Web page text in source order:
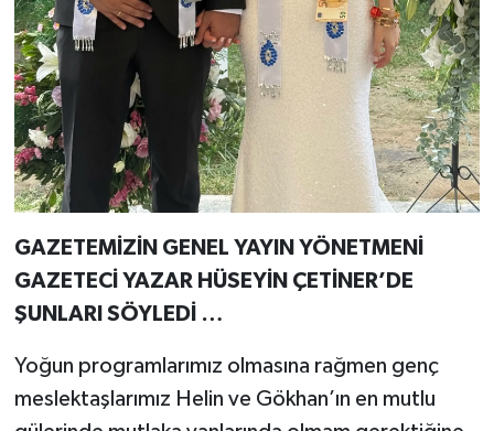
GAZETEMİZİN GENEL YAYIN YÖNETMENİ
GAZETECİ YAZAR HÜSEYİN ÇETİNER’DE
ŞUNLARI SÖYLEDİ …
Yoğun programlarımız olmasına rağmen genç
meslektaşlarımız Helin ve Gökhan’ın en mutlu